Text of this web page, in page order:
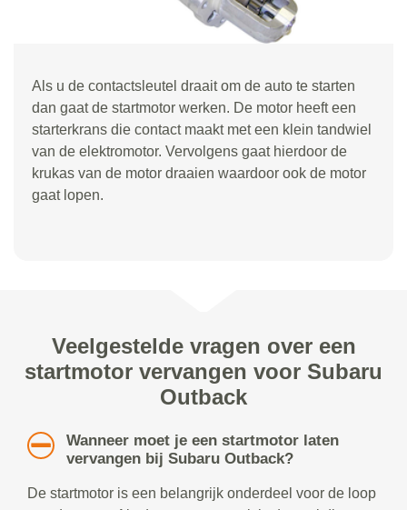
Als u de contactsleutel draait om de auto te starten
dan gaat de startmotor werken. De motor heeft een
starterkrans die contact maakt met een klein tandwiel
van de elektromotor. Vervolgens gaat hierdoor de
krukas van de motor draaien waardoor ook de motor
gaat lopen.
Veelgestelde vragen over een
startmotor vervangen voor Subaru
Outback
Wanneer moet je een startmotor laten
vervangen bij Subaru Outback?
De startmotor is een belangrijk onderdeel voor de loop